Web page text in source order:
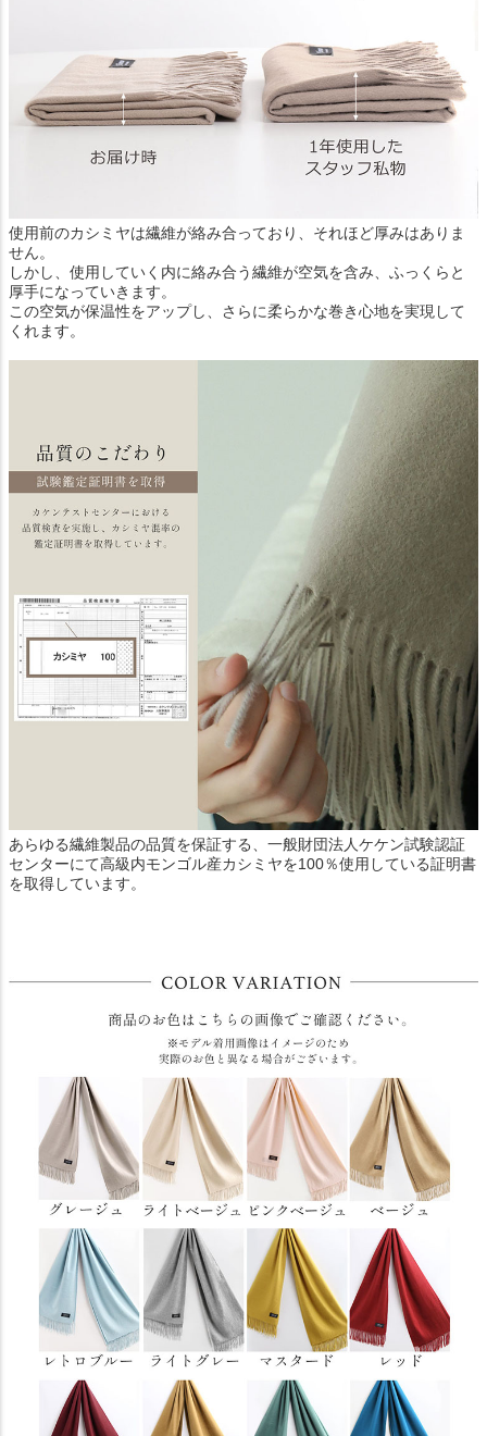
使用前のカシミヤは繊維が絡み合っており、それほど厚みはありま
せん。
しかし、使用していく内に絡み合う繊維が空気を含み、ふっくらと
厚手になっていきます。
この空気が保温性をアップし、さらに柔らかな巻き心地を実現して
くれます。
あらゆる繊維製品の品質を保証する、一般財団法人ケケン試験認証
センターにて高級内モンゴル産カシミヤを100％使用している証明書
を取得しています。